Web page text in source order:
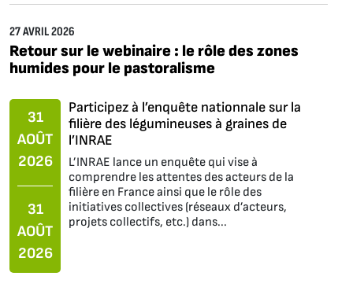
27 AVRIL 2026
Retour sur le webinaire : le rôle des zones
humides pour le pastoralisme
31
AOÛT
2026
31
AOÛT
2026
Participez à l’enquête nationnale sur la
filière des légumineuses à graines de
l’INRAE
L’INRAE lance un enquête qui vise à
comprendre les attentes des acteurs de la
filière en France ainsi que le rôle des
initiatives collectives (réseaux d’acteurs,
projets collectifs, etc.) dans...